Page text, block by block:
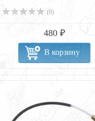
(0)
480 ₽
В корзину